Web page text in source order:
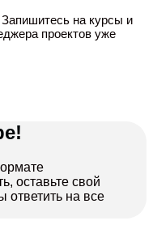
на курсы и
проектов уже
оставьте свой
на все